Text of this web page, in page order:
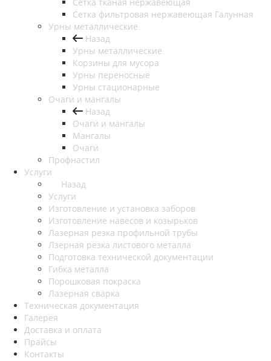
Сетка фильтровая нержавеющая Галунная
Урны металлические
Назад
Урны металлические
Корзины для мусора
Урны переносные
Урны стационарные
Очаги и мангалы
Назад
Очаги и мангалы
Мангалы
Очаги
Профнастил
Услуги
Назад
Услуги
Изготовление и установка заборов
Изготовление навесов и козырьков
Лазерная резка профильной трубы
Лзерная резка листового металла
Подготовка технической документации
Гибка металла
Порошковая покраска
Лазерная сварка
Техническая документация
Галерея
Доставка и оплата
Прайсы
Контакты